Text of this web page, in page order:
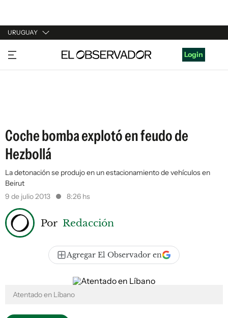
URUGUAY
URUGUAY
ARGENTINA
Login
Coche bomba explotó en feudo de
Hezbollá
La detonación se produjo en un estacionamiento de vehículos en
Beirut
9 de julio 2013
8:26 hs
Por Redacción
Agregar El Observador en
Atentado en Líbano